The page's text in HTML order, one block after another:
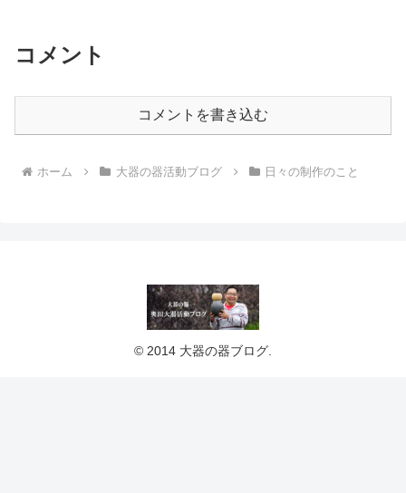
コメント
コメントを書き込む
ホーム 大器の器活動ブログ 日々の制作のこと
© 2014 大器の器ブログ.